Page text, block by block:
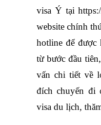
visa Ý tại
website chính
hotline để được
từ bước đầu
vấn chi tiết về
đích chuyến đi
visa du lịch,